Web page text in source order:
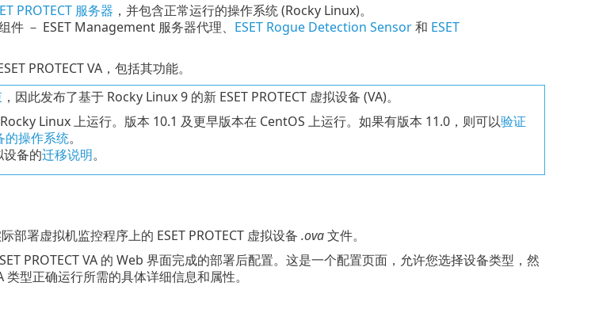
PROTECT 服务器 ，并包含正常运行的操作系统 (Rocky Linux)。
件 － ESET Management 服务器代理、 ESET Rogue Detection Sensor和 ESET
PROTECT VA，包括其功能。
，因此发布了基于 Rocky Linux 9 的新 ESET PROTECT 虚拟设备 (VA)。
Linux 上运行。版本 10.1 及更早版本在 CentOS 上运行。如果有版本 11.0，则可以验证
的操作系统。
备的迁移说明。
部署虚拟机监控程序上的 ESET PROTECT 虚拟设备 .ova文件。
PROTECT VA 的 Web 界面完成的部署后配置。这是一个配置页面，允许您选择设备类型，然
类型正确运行所需的具体详细信息和属性。